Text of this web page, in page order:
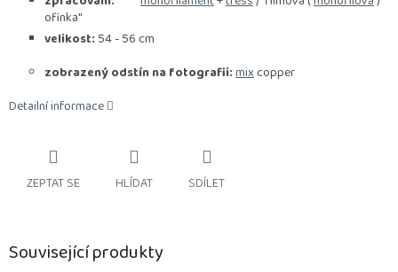
ofinka"
velikost: 54 - 56 cm
zobrazený odstín na fotografii:mixcopper
Detailní informace
ZEPTAT SE HLÍDAT SDÍLET
Související produkty